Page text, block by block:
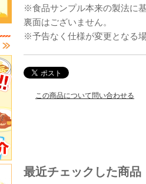
※食品サンプル本来の製法に
裏面はございません。
※予告なく仕様が変更となる
この商品について問い合わせる
最近チェックした商品